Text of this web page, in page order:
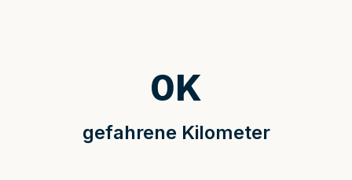
gefahrene Kilometer
0K